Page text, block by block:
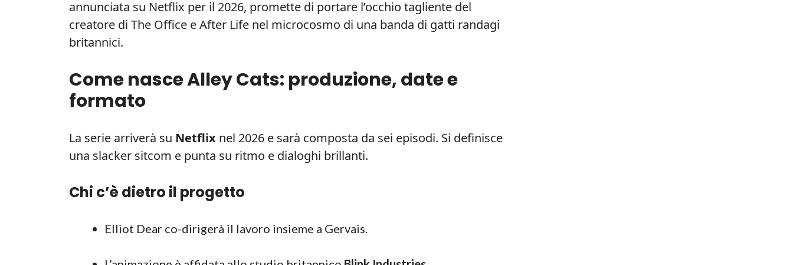
annunciata su Netflix per il 2026, promette di portare l’occhio tagliente del
creatore di The Office e After Life nel microcosmo di una banda di gatti randagi
britannici.
Come nasce Alley Cats: produzione, date e
formato
La serie arriverà su Netflix nel 2026 e sarà composta da sei episodi. Si definisce
una slacker sitcom e punta su ritmo e dialoghi brillanti.
Chi c’è dietro il progetto
Elliot Dear co-dirigerà il lavoro insieme a Gervais.